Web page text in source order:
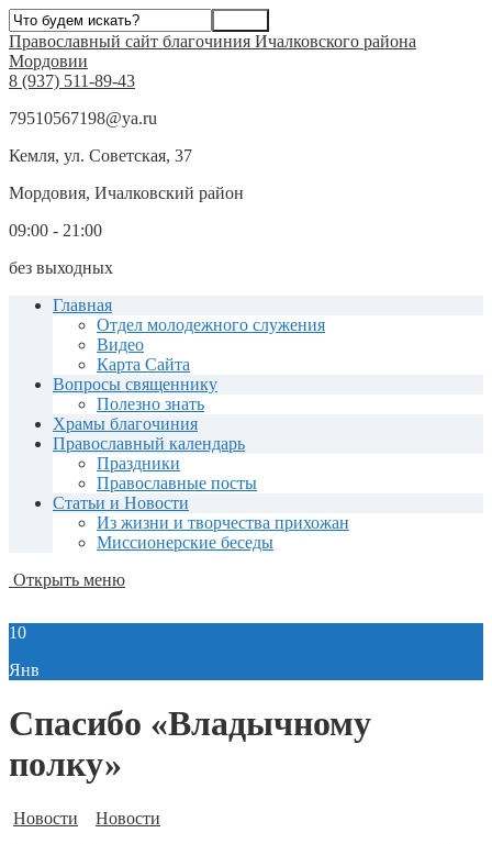
Православный сайт благочиния Ичалковского района
Мордовии
8 (937) 511-89-43
79510567198@ya.ru
Кемля, ул. Советская, 37
Мордовия, Ичалковский район
09:00 - 21:00
без выходных
Главная
Отдел молодежного служения
Видео
Карта Сайта
Вопросы священнику
Полезно знать
Храмы благочиния
Православный календарь
Праздники
Православные посты
Статьи и Новости
Из жизни и творчества прихожан
Миссионерские беседы
Открыть меню
10
Янв
Спасибо «Владычному
полку»
Новости
Новости